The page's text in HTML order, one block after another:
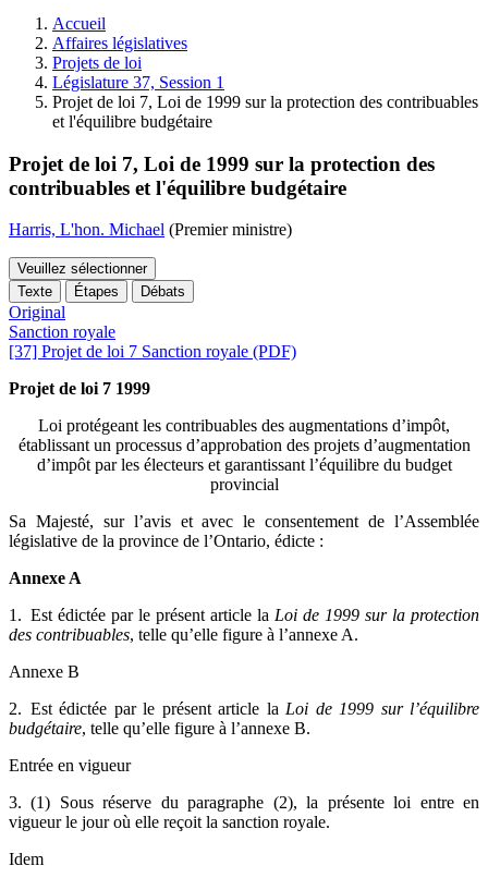
législative.
Accueil
Affaires législatives
Projets de loi
Législature 37, Session 1
Projet de loi 7, Loi de 1999 sur la protection des contribuables
et l'équilibre budgétaire
Projet de loi 7, Loi de 1999 sur la protection des
contribuables et l'équilibre budgétaire
Harris, L'hon. Michael (Premier ministre)
Veuillez sélectionner
Texte
Étapes Débats
Original
Sanction royale
[37] Projet de loi 7 Sanction royale (PDF)
Projet de loi 7 1999
Loi protégeant les contribuables des augmentations d’impôt,
établissant un processus d’approbation des projets d’augmentation
d’impôt par les électeurs et garantissant l’équilibre du budget
provincial
Sa Majesté, sur l’avis et avec le consentement de l’Assemblée
législative de la province de l’Ontario, édicte :
Annexe A
1. Est édictée par le présent article la Loi de 1999 sur la protection
des contribuables, telle qu’elle figure à l’annexe A.
Annexe B
2. Est édictée par le présent article la Loi de 1999 sur l’équilibre
budgétaire, telle qu’elle figure à l’annexe B.
Entrée en vigueur
3. (1) Sous réserve du paragraphe (2), la présente loi entre en
vigueur le jour où elle reçoit la sanction royale.
Idem